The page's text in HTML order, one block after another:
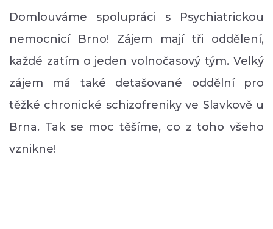
Domlouváme spolupráci s Psychiatrickou
nemocnicí Brno! Zájem mají tři oddělení,
každé zatím o jeden volnočasový tým. Velký
zájem má také detašované oddělní pro
těžké chronické schizofreniky ve Slavkově u
Brna. Tak se moc těšíme, co z toho všeho
vznikne!